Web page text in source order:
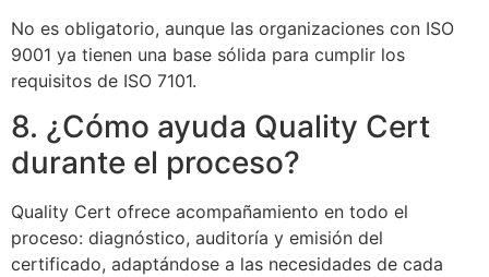
No es obligatorio, aunque las organizaciones con ISO
9001 ya tienen una base sólida para cumplir los
requisitos de ISO 7101.
8. ¿Cómo ayuda Quality Cert
durante el proceso?
Quality Cert ofrece acompañamiento en todo el
proceso: diagnóstico, auditoría y emisión del
certificado, adaptándose a las necesidades de cada